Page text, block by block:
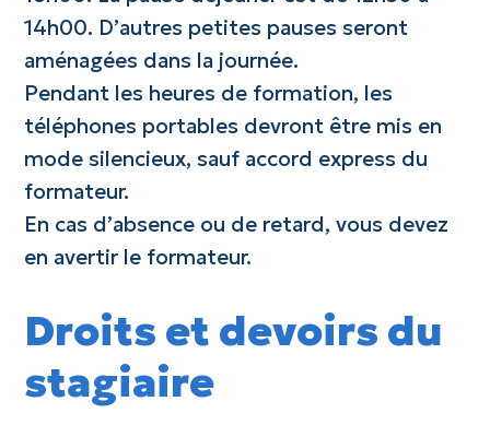
14h00. D’autres petites pauses seront
aménagées dans la journée.
Pendant les heures de formation, les
téléphones portables devront être mis en
mode silencieux, sauf accord express du
formateur.
En cas d’absence ou de retard, vous devez
en avertir le formateur.
Droits et devoirs du
stagiaire